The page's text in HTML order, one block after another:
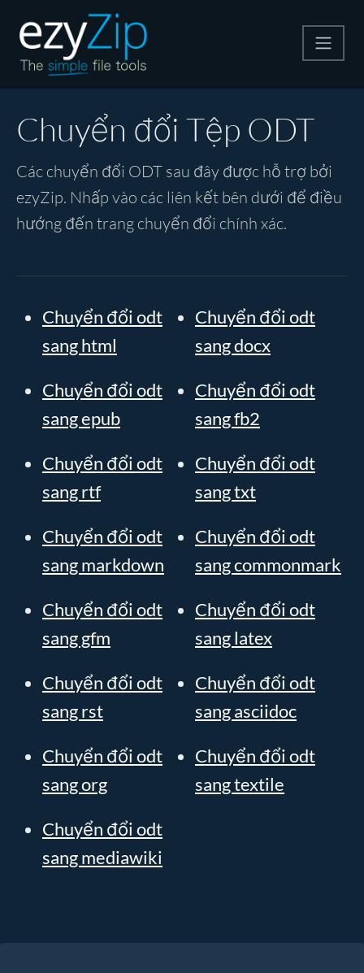
Công cụ chuyển đổi
Chuyển đổi Tệp ODT
Các chuyển đổi ODT sau đây được hỗ trợ bởi
ezyZip. Nhấp vào các liên kết bên dưới để điều
hướng đến trang chuyển đổi chính xác.
Chuyển đổi odt
sang html
Chuyển đổi odt
sang docx
Chuyển đổi odt
sang epub
Chuyển đổi odt
sang fb2
Chuyển đổi odt
sang rtf
Chuyển đổi odt
sang txt
Chuyển đổi odt
sang markdown
Chuyển đổi odt
sang commonmark
Chuyển đổi odt
sang gfm
Chuyển đổi odt
sang latex
Chuyển đổi odt
sang rst
Chuyển đổi odt
sang asciidoc
Chuyển đổi odt
sang org
Chuyển đổi odt
sang textile
Chuyển đổi odt
sang mediawiki